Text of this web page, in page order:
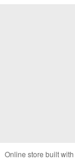
Online store built